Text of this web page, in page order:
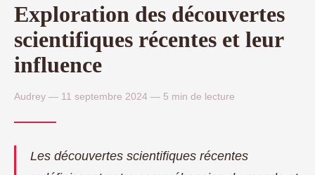
Exploration des découvertes
scientifiques récentes et leur
influence
Audrey — 11 septembre 2024 — 5 min de lecture
Les découvertes scientifiques récentes